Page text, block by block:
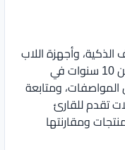
وأجهزة اللاب
توب، والبرامج، يمتلك خبرة تمتد لأكثر من 10 سنوات في
المواصفات، ومتابعة
تقدم للقارئ
ومقارنتها